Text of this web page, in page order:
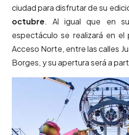
ciudad para disfrutar de su
octubre. Al igual que en
espectáculo se realizará en el
Acceso Norte, entre las calles
Borges, y su apertura será a